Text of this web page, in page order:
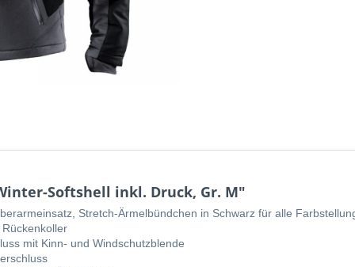
Softshell inkl. Druck, Gr. M"
Stretch-Ärmelbündchen in Schwarz für alle
mit Kinn- und Windschutzblende